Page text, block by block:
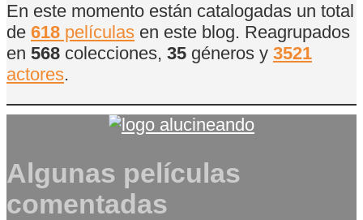
En este momento están catalogadas un total
de 618 películas en este blog. Reagrupados
en 568 colecciones, 35 géneros y 3521
actores.
Algunas películas
comentadas